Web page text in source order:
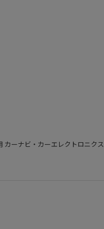
カーナビ・カーエレクトロニクス